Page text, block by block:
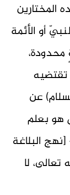
المختارين
أو الأئمة
محدودة،
عن
هو بعلم
البلاغة
تعالى، لا